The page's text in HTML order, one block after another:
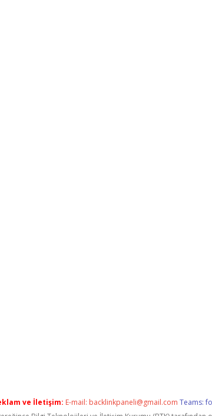
ve İletişim: E-mail: backlinkpaneli@gmail.com Teams: